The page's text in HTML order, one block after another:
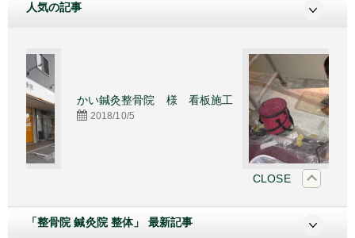
人気の記事
鍼灸整骨院 様 看板施工
2018/10/5
照明カバー
2015/4/16
CLOSE
「整骨院 鍼灸院 整体」 最新記事